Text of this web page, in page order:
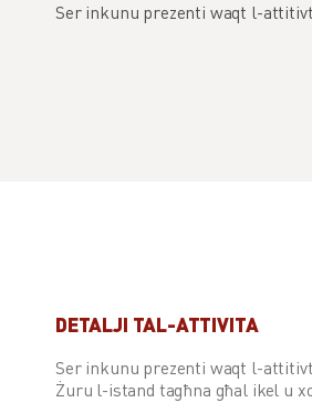
Ser inkunu prezenti waqt l-
DETALJI TAL-ATTIVITA
Ser inkunu prezenti waqt l-
Żuru l-istand tagħna għal ikel u